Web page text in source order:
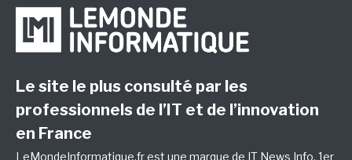
Le site le plus consulté par les
professionnels de l’IT et de l’innovation
en France
LeMondeInformatique.fr est une marque de IT News Info, 1er